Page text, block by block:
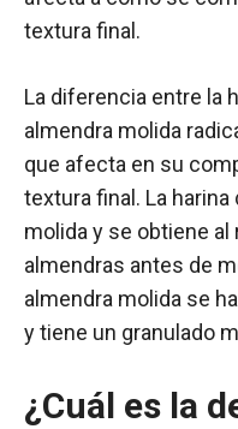
textura final.
La diferencia entre la
almendra molida
que afecta en su
textura final. La
molida y se obtiene al
almendras antes de
almendra molida se
y tiene un granulado
¿Cuál es la